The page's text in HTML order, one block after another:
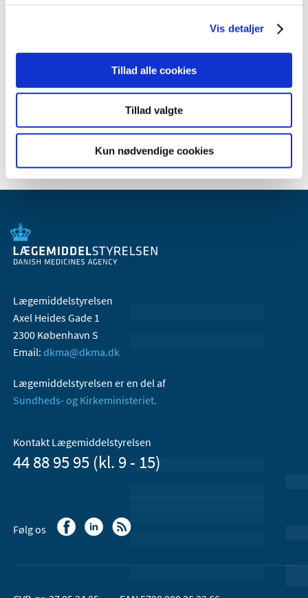
Vis detaljer
Tillad alle cookies
Tillad valgte
Kun nødvendige cookies
Relateret indhold
Lægemiddelstyrelsen
Axel Heides Gade 1
2300 København S
Email: dkma@dkma.dk
Lægemiddelstyrelsen er en del af
Sundheds- og Kirkeministeriet.
Kontakt Lægemiddelstyrelsen
44 88 95 95 (kl. 9 - 15)
Følg os